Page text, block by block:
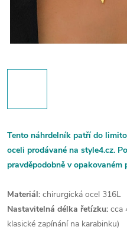
Tento náhrdelník patří do
oceli prodávané na style4.cz.
pravděpodobně v opakovaném
Materiál: chirurgická ocel 316L
Nastavitelná délka řetízku: cca
klasické zapínání na karabinku)